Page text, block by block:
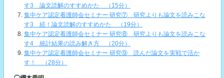
す3 論文読解のすすめかた （15分）
集中ケア認定看護師会セミナー 研究⑦ 研究よりも論文を読みこな
す3 続！論文読解のすすめかた （19分）
集中ケア認定看護師会セミナー 研究⑧ 研究よりも論文を読みこな
す4 統計結果の読み解き方 （20分）
集中ケア認定看護師会セミナー 研究⑨ 読んだ論文を実戦で活か
す！ （28分）